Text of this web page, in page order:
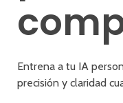
Entrena a tu IA
precisión y claridad